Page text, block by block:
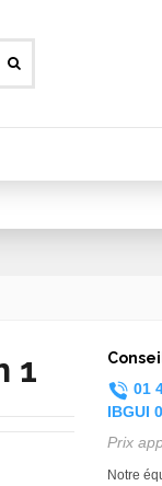
1
01
IBGUI
Prix
Notre